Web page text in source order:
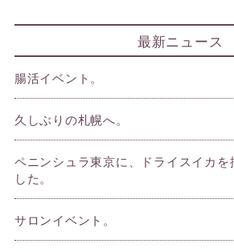
最新ニュース
腸活イベント。
久しぶりの札幌へ。
ペニンシュラ東京に、ドライスイカを
した。
サロンイベント。